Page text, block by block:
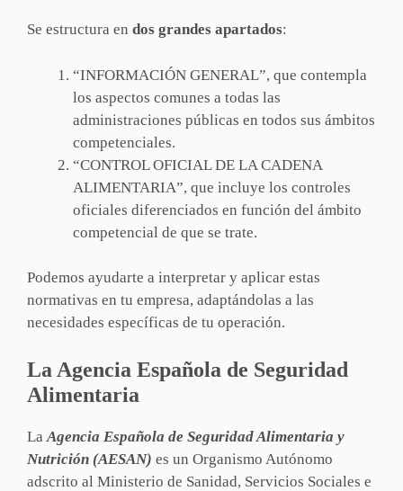
Se estructura en dos grandes apartados:
“INFORMACIÓN GENERAL”, que contempla
los aspectos comunes a todas las
administraciones públicas en todos sus ámbitos
competenciales.
“CONTROL OFICIAL DE LA CADENA
ALIMENTARIA”, que incluye los controles
oficiales diferenciados en función del ámbito
competencial de que se trate.
Podemos ayudarte a interpretar y aplicar estas
normativas en tu empresa, adaptándolas a las
necesidades específicas de tu operación.
La Agencia Española de Seguridad
Alimentaria
LaAgencia Española de Seguridad Alimentaria y
Nutrición (AESAN) es un Organismo Autónomo
adscrito al Ministerio de Sanidad, Servicios Sociales e